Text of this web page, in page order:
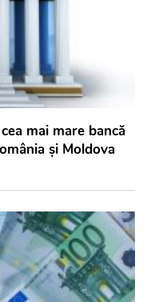
mai mare bancă
și Moldova